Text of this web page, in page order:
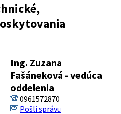
Ing. Zuzana
Fašáneková - vedúca
oddelenia
0961572870
Pošli správu